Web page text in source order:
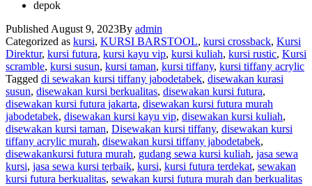
depok
PublishedAugust 9, 2023By admin
Categorized as kursi, KURSI BARSTOOL, kursi crossback, Kursi
Direktur, kursi futura, kursi kayu vip, kursi kuliah, kursi rustic, Kursi
scramble, kursi susun, kursi taman, kursi tiffany, kursi tiffany acrylic
Tagged di sewakan kursi tiffany jabodetabek, disewakan kurasi
susun, disewakan kursi berkualitas, disewakan kursi futura,
disewakan kursi futura jakarta, disewakan kursi futura murah
jabodetabek, disewakan kursi kayu vip, disewakan kursi kuliah,
disewakan kursi taman, Disewakan kursi tiffany, disewakan kursi
tiffany acrylic murah, disewakan kursi tiffany jabodetabek,
disewakankursi futura murah, gudang sewa kursi kuliah, jasa sewa
kursi, jasa sewa kursi terbaik, kursi, kursi futura terdekat, sewakan
kursi futura berkualitas, sewakan kursi futura murah dan berkualitas